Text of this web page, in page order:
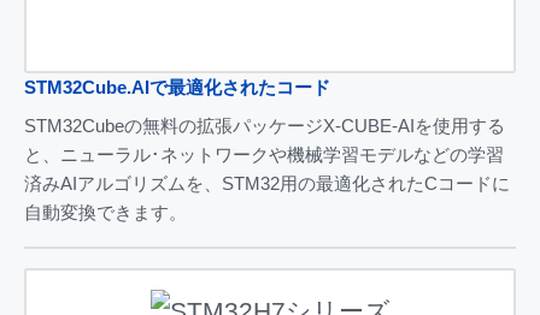
STM32Cube.AIで最適化されたコード
STM32Cubeの無料の拡張パッケージX-CUBE-AIを使用する
と、ニューラル･ネットワークや機械学習モデルなどの学習
済みAIアルゴリズムを、STM32用の最適化されたCコードに
自動変換できます。